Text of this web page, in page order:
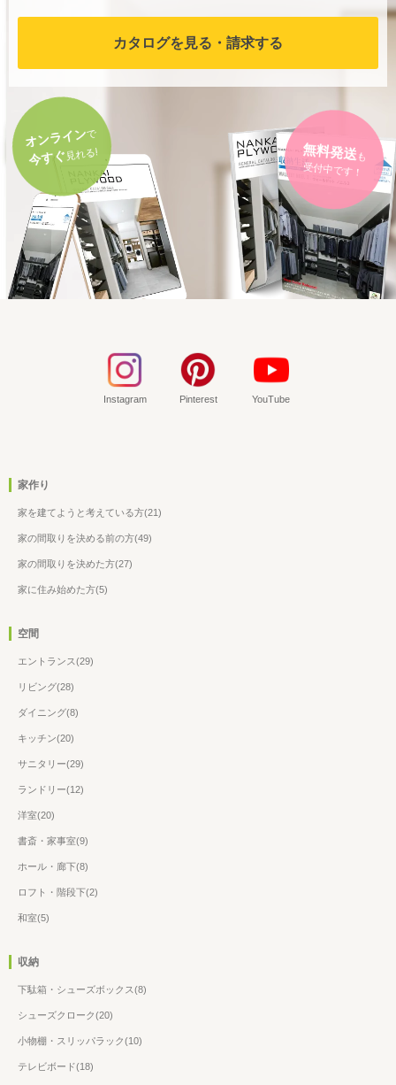
カタログを見る・請求する
オンラインで
今すぐ見れる! 無料発送 も
受付中です！
Instagram Pinterest YouTube
家作り
家を建てようと考えている方(21)
家の間取りを決める前の方(49)
家の間取りを決めた方(27)
家に住み始めた方(5)
空間
エントランス(29)
リビング(28)
ダイニング(8)
キッチン(20)
サニタリー(29)
ランドリー(12)
洋室(20)
書斎・家事室(9)
ホール・廊下(8)
ロフト・階段下(2)
和室(5)
収納
下駄箱・シューズボックス(8)
シューズクローク(20)
小物棚・スリッパラック(10)
テレビボード(18)